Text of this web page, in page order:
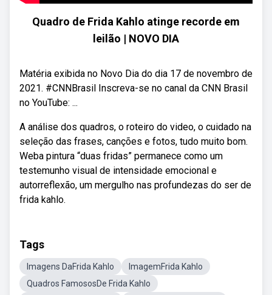
Quadro de Frida Kahlo atinge recorde em
leilão | NOVO DIA
Matéria exibida no Novo Dia do dia 17 de novembro de
2021. #CNNBrasil Inscreva-se no canal da CNN Brasil
no YouTube: ...
A análise dos quadros, o roteiro do video, o cuidado na
seleção das frases, canções e fotos, tudo muito bom.
Weba pintura “duas fridas” permanece como um
testemunho visual de intensidade emocional e
autorreflexão, um mergulho nas profundezas do ser de
frida kahlo.
Tags
Imagens DaFrida Kahlo
ImagemFrida Kahlo
Quadros FamososDe Frida Kahlo